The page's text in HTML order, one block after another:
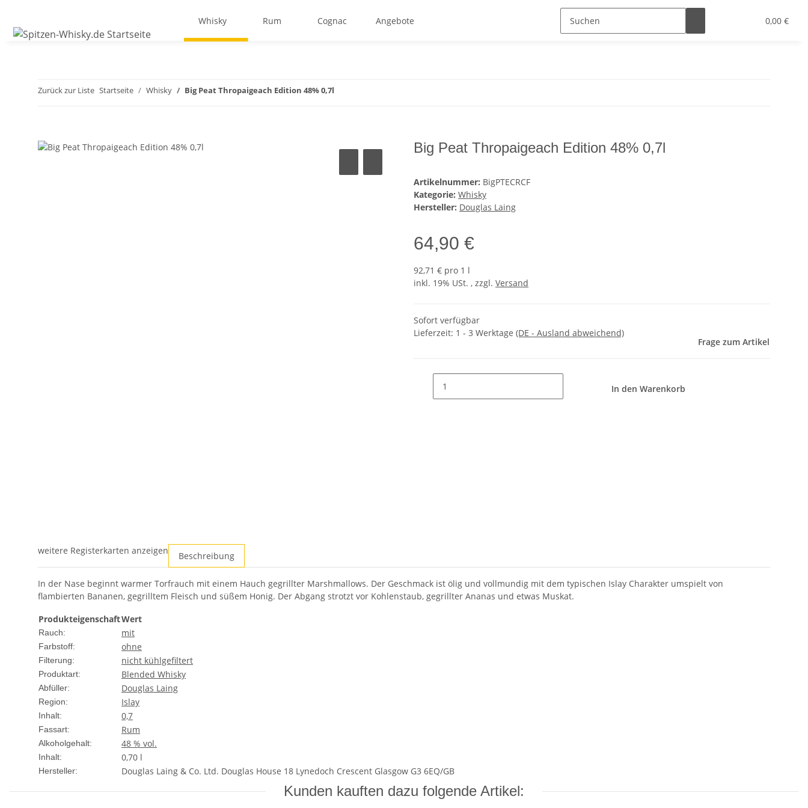
0,00 €
Whisky Rum Cognac Angebote
Zurück zur Liste Startseite Whisky Big Peat Thropaigeach Edition 48% 0,7l
Big Peat Thropaigeach Edition 48% 0,7l
Artikelnummer: BigPTECRCF
Kategorie: Whisky
Hersteller: Douglas Laing
64,90 €
92,71 € pro 1 l
inkl. 19% USt. , zzgl. Versand
Sofort verfügbar
Lieferzeit: 1 - 3 Werktage (DE - Ausland abweichend)
Frage zum Artikel
In den Warenkorb
weitere Registerkarten anzeigen Beschreibung
In der Nase beginnt warmer Torfrauch mit einem Hauch gegrillter Marshmallows. Der Geschmack ist ölig und vollmundig mit dem typischen Islay Charakter umspielt von
flambierten Bananen, gegrilltem Fleisch und süßem Honig. Der Abgang strotzt vor Kohlenstaub, gegrillter Ananas und etwas Muskat.
ProdukteigenschaftWert
Rauch: mit
Farbstoff: ohne
Filterung: nicht kühlgefiltert
Produktart: Blended Whisky
Abfüller: Douglas Laing
Region: Islay
Inhalt: 0,7
Fassart: Rum
Alkoholgehalt: 48 % vol.
Inhalt: 0,70 l
Hersteller: Douglas Laing & Co. Ltd. Douglas House 18 Lynedoch Crescent Glasgow G3 6EQ/GB
Kunden kauften dazu folgende Artikel: